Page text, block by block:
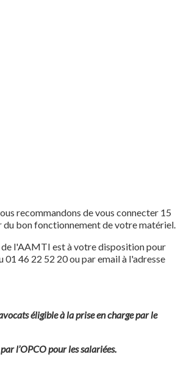
recommandons de vous connecter 15
du bon fonctionnement de votre matériel.
l'AAMTI est à votre disposition pour
46 22 52 20 ou par email à l'adresse
éligible à la prise en charge par le
l’OPCO pour les salariées.